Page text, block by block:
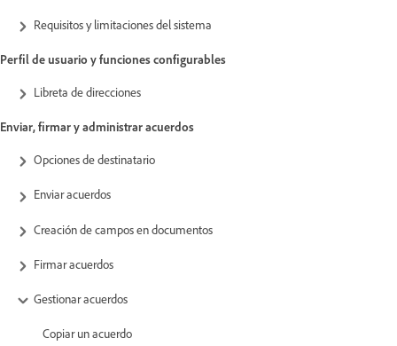
Requisitos y limitaciones del sistema
Perfil de usuario y funciones configurables
Libreta de direcciones
Enviar, firmar y administrar acuerdos
Opciones de destinatario
Enviar acuerdos
Creación de campos en documentos
Firmar acuerdos
Gestionar acuerdos
Copiar un acuerdo